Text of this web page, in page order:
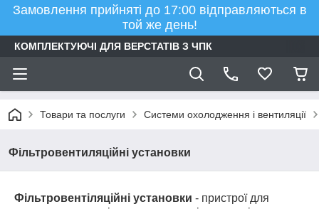
Замовлення прийняті до 17:00 відправляються в
той же день!
КОМПЛЕКТУЮЧІ ДЛЯ ВЕРСТАТІВ З ЧПК
Товари та послуги Системи охолодження і вентиляції
Фільтровентиляційні установки
Фільтровентіляційні установки - пристрої для